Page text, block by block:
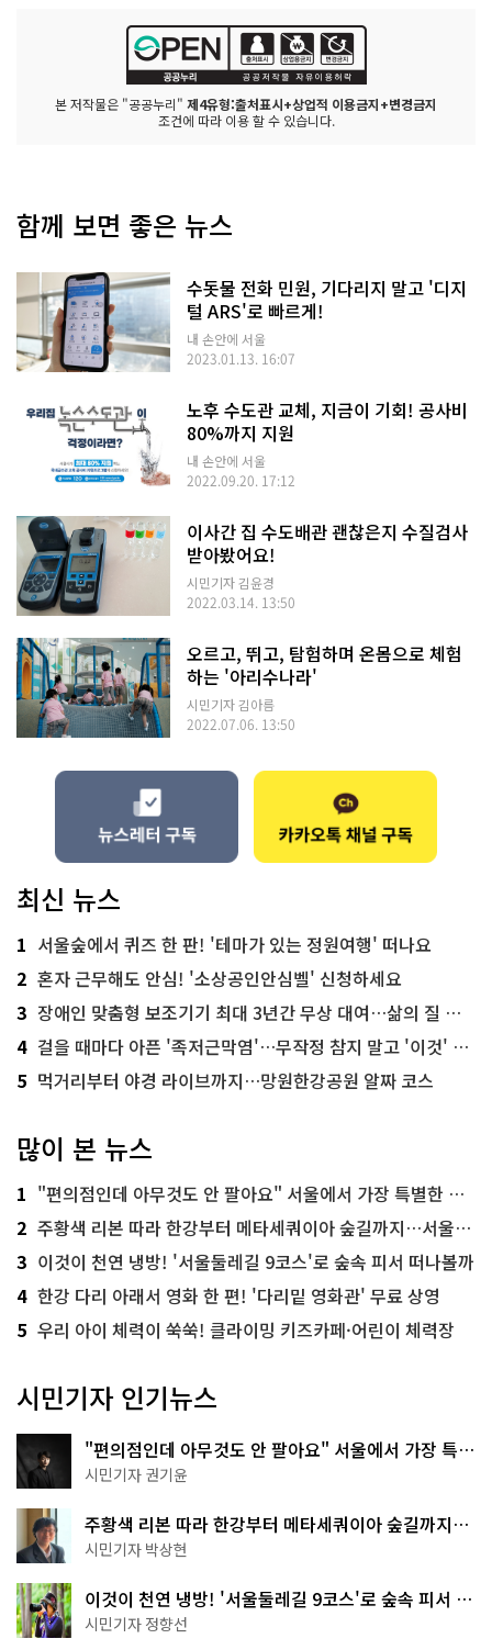
본 저작물은 "공공누리" 제4유형:출처표시+상업적 이용금지+변경금지
조건에 따라 이용 할 수 있습니다.
함께 보면 좋은 뉴스
수돗물 전화 민원, 기다리지 말고 '디지
털 ARS'로 빠르게!
내 손안에 서울
2023.01.13. 16:07
노후 수도관 교체, 지금이 기회! 공사비
80%까지 지원
내 손안에 서울
2022.09.20. 17:12
이사간 집 수도배관 괜찮은지 수질검사
받아봤어요!
시민기자 김윤경
2022.03.14. 13:50
오르고, 뛰고, 탐험하며 온몸으로 체험
하는 '아리수나라'
시민기자 김아름
2022.07.06. 13:50
최신 뉴스
1 서울숲에서 퀴즈 한 판! '테마가 있는 정원여행' 떠나요
2 혼자 근무해도 안심! '소상공인안심벨' 신청하세요
3 장애인 맞춤형 보조기기 최대 3년간 무상 대여…삶의 질 높인다
4 걸을 때마다 아픈 '족저근막염'…무작정 참지 말고 '이것' 해보세요!
5 먹거리부터 야경 라이브까지…망원한강공원 알짜 코스
많이 본 뉴스
1 "편의점인데 아무것도 안 팔아요" 서울에서 가장 특별한 편의점의 정체
2 주황색 리본 따라 한강부터 메타세쿼이아 숲길까지…서울둘레길 15코스
3 이것이 천연 냉방! '서울둘레길 9코스'로 숲속 피서 떠나볼까
4 한강 다리 아래서 영화 한 편! '다리밑 영화관' 무료 상영
5 우리 아이 체력이 쑥쑥! 클라이밍 키즈카페·어린이 체력장
시민기자 인기뉴스
"편의점인데 아무것도 안 팔아요" 서울에서 가장 특별
한 편의점의 정체
시민기자 권기윤
주황색 리본 따라 한강부터 메타세쿼이아 숲길까지…
서울둘레길 15코스
시민기자 박상현
이것이 천연 냉방! '서울둘레길 9코스'로 숲속 피서 떠
나볼까
시민기자 정향선